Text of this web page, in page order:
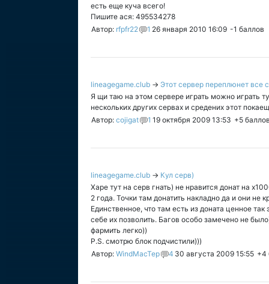
есть еще куча всего!
Пишите ася: 495534278
Автор: rfpfr22 1 26 января 2010 16:09 -1 баллов
lineagegame.club → Этот сервер переплюнет все
Я щи таю на этом сервере играть можно играть
нескольких других сервах и средених этот
Автор: cojigat 1 19 октября 2009 13:53 +5
lineagegame.club → Кул серв)
Харе тут на серв гнать) не нравится донат на
2 года. Точки там донатить накладно да и они не
Единственное, что там есть из доната ценное
себе их позволить. Багов особо замечено не
фармить легко))
P.S. смотрю блок подчистили)))
Автор: WindMacTep 4 30 августа 2009 15:55 +4